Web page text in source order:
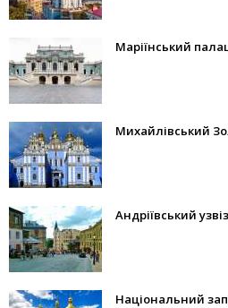
Маріїнський
Михайлівський
Андріївський узвіз
Національний